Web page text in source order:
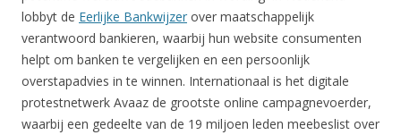
lobbyt de Eerlijke Bankwijzer over maatschappelijk
verantwoord bankieren, waarbij hun website consumenten
helpt om banken te vergelijken en een persoonlijk
overstapadvies in te winnen. Internationaal is het digitale
protestnetwerk Avaaz de grootste online campagnevoerder,
waarbij een gedeelte van de 19 miljoen leden meebeslist over